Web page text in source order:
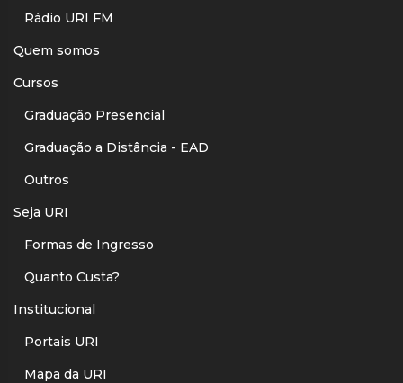
Rádio URI FM
Quem somos
Cursos
Graduação Presencial
Graduação a Distância - EAD
Outros
Seja URI
Formas de Ingresso
Quanto Custa?
Institucional
Portais URI
Mapa da URI